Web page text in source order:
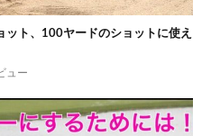
ト、100ヤードのショットに使え
ュー